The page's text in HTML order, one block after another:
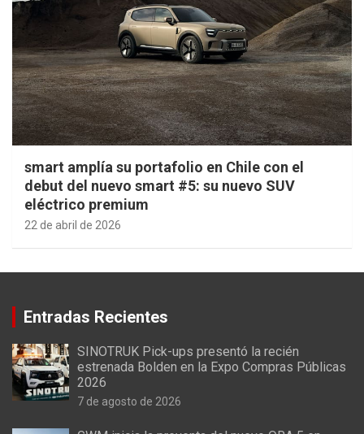
smart amplía su portafolio en Chile con el
debut del nuevo smart #5: su nuevo SUV
eléctrico premium
22 de abril de 2026
Entradas Recientes
SINOTRUK Pick-ups presentó la recién
estrenada Bolden en la Expo Compras Públicas
2026
7 de agosto de 2026